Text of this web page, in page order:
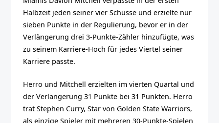
Halbzeit jeden seiner vier Schüsse und erzielte nur
sieben Punkte in der Regulierung, bevor er in der
Verlängerung drei 3-Punkte-Zähler hinzufügte, was
zu seinem Karriere-Hoch für jedes Viertel seiner
Karriere passte.
Herro und Mitchell erzielten im vierten Quartal und
der Verlängerung 31 Punkte bei 31 Punkten. Herro
trat Stephen Curry, Star von Golden State Warriors,
als einzige Spieler mit mehreren 30-Punkte-Spielen